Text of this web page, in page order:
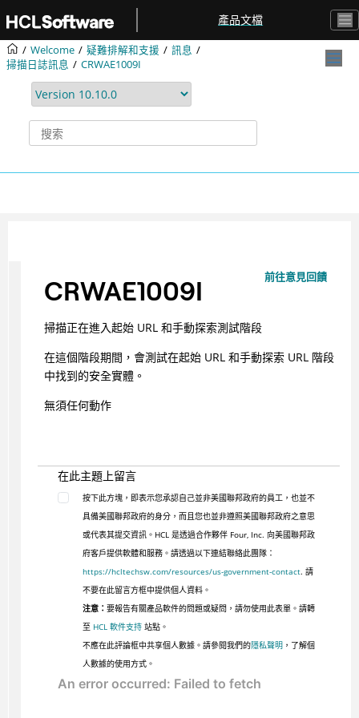
產品文檔
Welcome 疑難排解和支援
訊息
掃描日誌訊息
CRWAE1009I
前往意見回饋
CRWAE1009I
掃描正在進入起始 URL 和手動探索測試階段
在這個階段期間，會測試在起始 URL 和手動探索 URL 階段
中找到的安全實體。
無須任何動作
在此主題上留言
按下此方塊，即表示您承認自己並非美國聯邦政府的員工，也並不
具備美國聯邦政府的身分，而且您也並非遵照美國聯邦政府之意思
或代表其提交資訊。HCL 是透過合作夥伴 Four, Inc. 向美國聯邦政
府客戶提供軟體和服務。請透過以下連結聯絡此團隊：
https://hcltechsw.com/resources/us-government-contact. 請
不要在此留言方框中提供個人資料。
注意： 要報告有關產品軟件的問題或疑問，請勿使用此表單。請轉
至 HCL 軟件支持站點。
不應在此評論框中共享個人數據。請參閱我們的隱私聲明 ，了解個
人數據的使用方式。